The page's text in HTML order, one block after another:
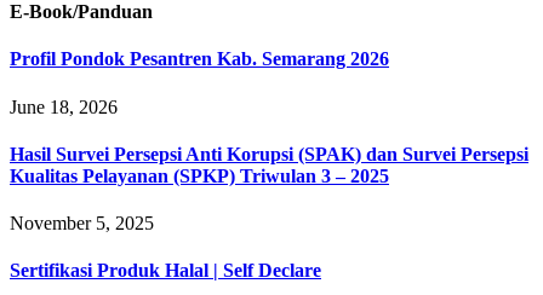
E-Book/Panduan
Profil Pondok Pesantren Kab. Semarang 2026
June 18, 2026
Hasil Survei Persepsi Anti Korupsi (SPAK) dan Survei Persepsi
Kualitas Pelayanan (SPKP) Triwulan 3 – 2025
November 5, 2025
Sertifikasi Produk Halal | Self Declare